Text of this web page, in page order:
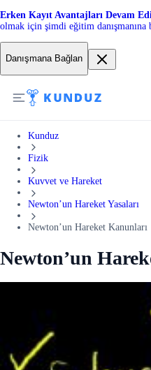
Erken Kayıt Avantajları Devam
olmak için şimdi eğitim
Danışmana Bağlan
Kunduz
Fizik
Kuvvet ve Hareket
Newton’un Hareket Yasaları
Newton’un Hareket Kanunları
Newton’un